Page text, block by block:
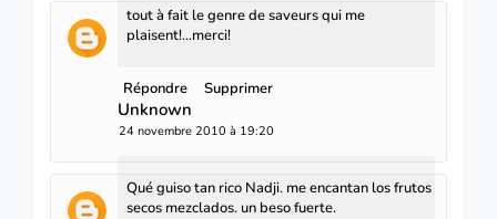
tout à fait le genre de saveurs qui me
plaisent!...merci!
Répondre Supprimer
Unknown
24 novembre 2010 à 19:20
Qué guiso tan rico Nadji. me encantan los frutos
secos mezclados. un beso fuerte.